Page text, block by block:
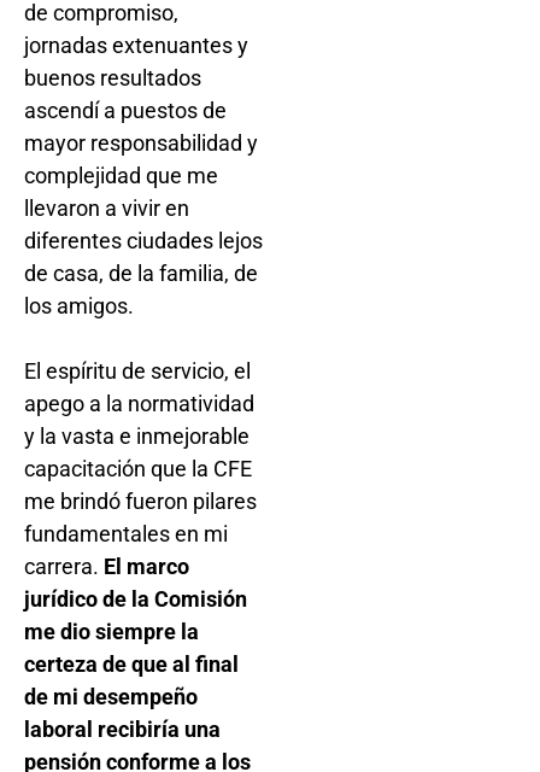
de compromiso,
jornadas extenuantes y
buenos resultados
ascendí a puestos de
mayor responsabilidad y
complejidad que me
llevaron a vivir en
diferentes ciudades lejos
de casa, de la familia, de
los amigos.
El espíritu de servicio, el
apego a la normatividad
y la vasta e inmejorable
capacitación que la CFE
me brindó fueron pilares
fundamentales en mi
carrera. El marco
jurídico de la Comisión
me dio siempre la
certeza de que al final
de mi desempeño
laboral recibiría una
pensión conforme a los